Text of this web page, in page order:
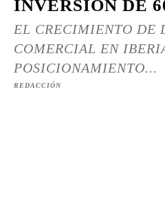
INVERSIÓN DE
EL CRECIMIENTO DE
COMERCIAL EN
POSICIONAMIENTO...
REDACCIÓN